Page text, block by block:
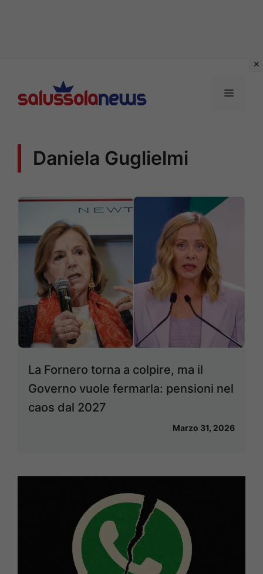
contenuto
MENU
Daniela Guglielmi
La Fornero torna a colpire, ma il
Governo vuole fermarla: pensioni nel
caos dal 2027
Marzo 31, 2026